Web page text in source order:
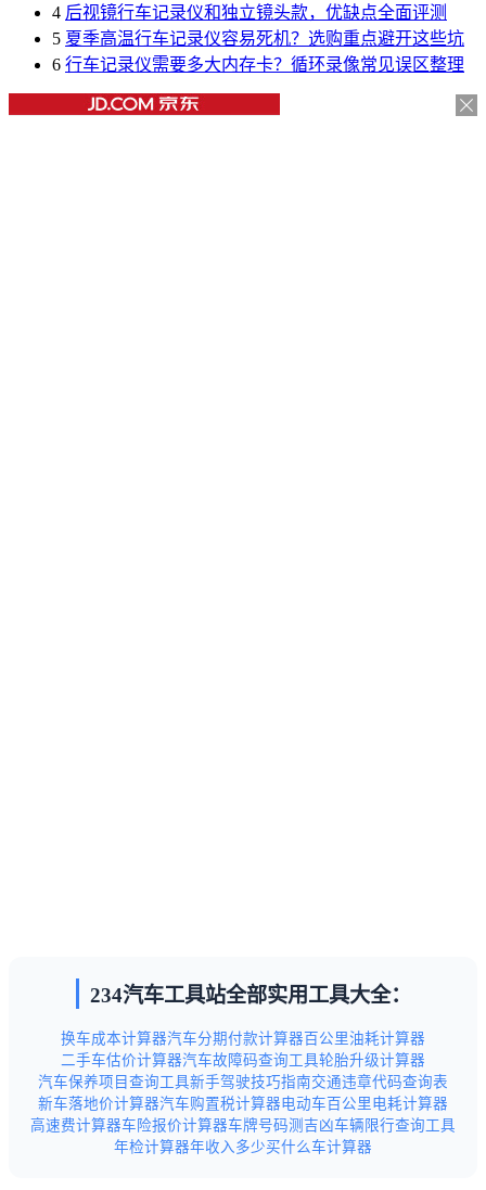
4 后视镜行车记录仪和独立镜头款，优缺点全面评测
5 夏季高温行车记录仪容易死机？选购重点避开这些坑
6 行车记录仪需要多大内存卡？循环录像常见误区整理
234汽车工具站全部实用工具大全：
换车成本计算器汽车分期付款计算器百公里油耗计算器
二手车估价计算器汽车故障码查询工具轮胎升级计算器
汽车保养项目查询工具新手驾驶技巧指南交通违章代码查询表
新车落地价计算器汽车购置税计算器电动车百公里电耗计算器
高速费计算器车险报价计算器车牌号码测吉凶车辆限行查询工具
年检计算器年收入多少买什么车计算器